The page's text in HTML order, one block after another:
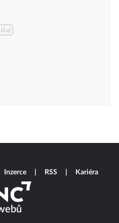
Inzerce RSS Kariéra